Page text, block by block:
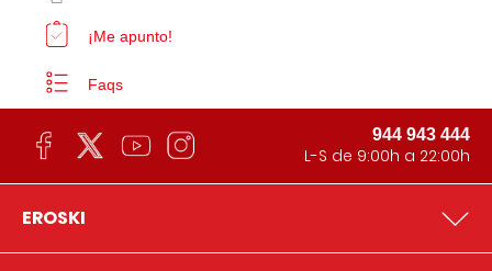
¡Me apunto!
Faqs
944 943 444
L-S de 9:00h a 22:00h
EROSKI